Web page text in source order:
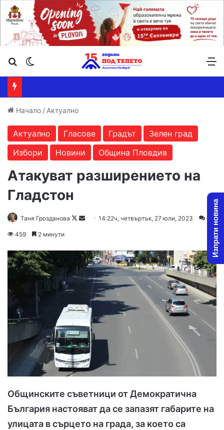
Търсене ...
Начало / Актуално
Актуално Гласове Градът
Зелен град
Избори
Новини Община Пловдив
Атакуват разширението на
Гладстон
Таня Грозданова
Follow
Send14:22ч, четвъртък, 27 юли, 2023 0
459 2 минути
Общинските съветници от Демократична
България настояват да се запазят габарите на
улицата в сърцето на града, за което са
Изпрати новина